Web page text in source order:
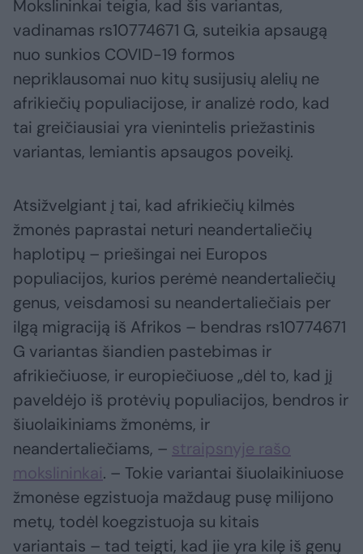
Mokslininkai teigia, kad šis variantas,
vadinamas rs10774671 G, suteikia apsaugą
nuo sunkios COVID-19 formos
nepriklausomai nuo kitų susijusių alelių ne
afrikiečių populiacijose, ir analizė rodo, kad
tai greičiausiai yra vienintelis priežastinis
variantas, lemiantis apsaugos poveikį.
Atsižvelgiant į tai, kad afrikiečių kilmės
žmonės paprastai neturi neandertaliečių
haplotipų – priešingai nei Europos
populiacijos, kurios perėmė neandertaliečių
genus, veisdamosi su neandertaliečiais per
ilgą migraciją iš Afrikos – bendras rs10774671
G variantas šiandien pastebimas ir
afrikiečiuose, ir europiečiuose „dėl to, kad jį
paveldėjo iš protėvių populiacijos, bendros ir
šiuolaikiniams žmonėms, ir
neandertaliečiams, – straipsnyje rašo
mokslininkai. – Tokie variantai šiuolaikiniuose
žmonėse egzistuoja maždaug pusę milijono
metų, todėl koegzistuoja su kitais
variantais – tad teigti, kad jie yra kilę iš genų